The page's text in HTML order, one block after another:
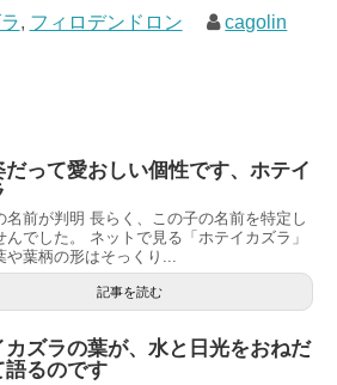
, フィロデンドロン cagolin
だって愛おしい個性です、ホテイ
名前が判明 長らく、この子の名前を特定し
んでした。 ネットで見る「ホテイカズラ」
や葉柄の形はそっくり...
記事を読む
カズラの葉が、水と日光をおねだ
語るのです